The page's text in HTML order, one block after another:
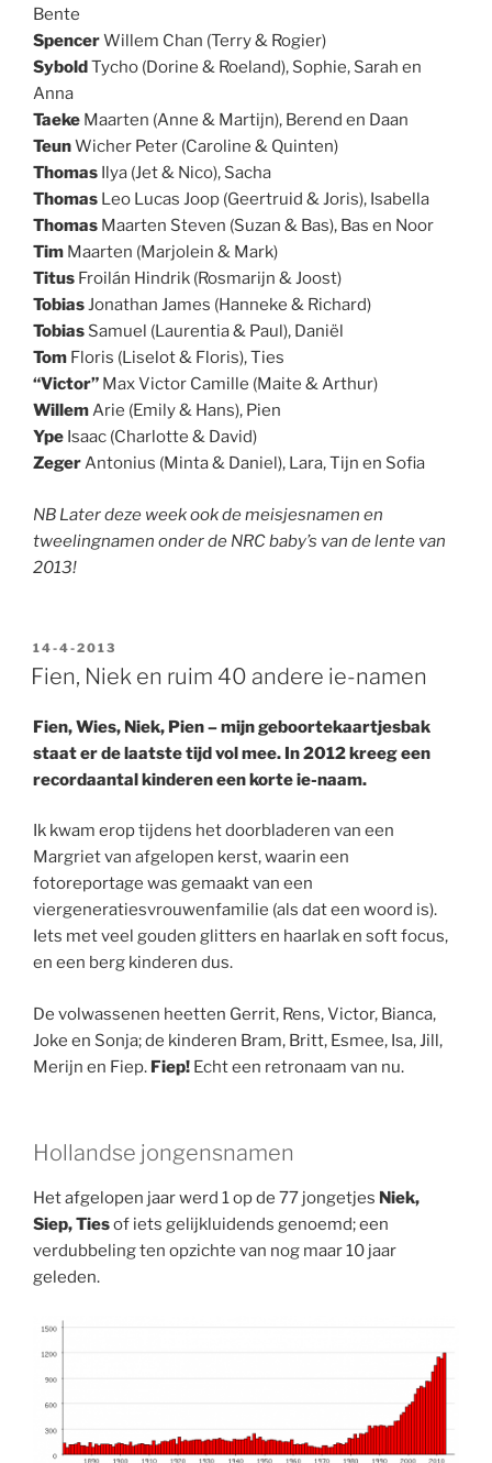
Bente
SpencerWillem Chan (Terry & Rogier)
SyboldTycho (Dorine & Roeland), Sophie, Sarah en
Anna
Taeke Maarten (Anne & Martijn), Berend en Daan
TeunWicher Peter (Caroline & Quinten)
Thomas Ilya (Jet & Nico), Sacha
Thomas Leo Lucas Joop (Geertruid & Joris), Isabella
Thomas Maarten Steven (Suzan & Bas), Bas en Noor
Tim Maarten (Marjolein & Mark)
Titus Froilán Hindrik (Rosmarijn & Joost)
TobiasJonathan James (Hanneke & Richard)
Tobias Samuel (Laurentia & Paul), Daniël
Tom Floris (Liselot & Floris), Ties
“Victor” Max Victor Camille (Maite & Arthur)
WillemArie (Emily & Hans), Pien
Ype Isaac (Charlotte & David)
ZegerAntonius (Minta & Daniel), Lara, Tijn en Sofia
NB Later deze week ook de meisjesnamen en
tweelingnamen onder de NRC baby’s van de lente van
2013!
GEPLAATST
OP
14-4-2013
Fien, Niek en ruim 40 andere ie-namen
Fien, Wies, Niek, Pien – mijn geboortekaartjesbak
staat er de laatste tijd vol mee. In 2012 kreeg een
recordaantal kinderen een korte ie-naam.
Ik kwam erop tijdens het doorbladeren van een
Margriet van afgelopen kerst, waarin een
fotoreportage was gemaakt van een
viergeneratiesvrouwenfamilie (als dat een woord is).
Iets met veel gouden glitters en haarlak en soft focus,
en een berg kinderen dus.
De volwassenen heetten Gerrit, Rens, Victor, Bianca,
Joke en Sonja; de kinderen Bram, Britt, Esmee, Isa, Jill,
Merijn en Fiep. Fiep! Echt een retronaam van nu.
Hollandse jongensnamen
Het afgelopen jaar werd 1 op de 77 jongetjes Niek,
Siep, Tiesof iets gelijkluidends genoemd; een
verdubbeling ten opzichte van nog maar 10 jaar
geleden.